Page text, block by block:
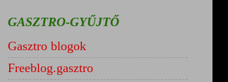
GASZTRO-GYŰJTŐ
Gasztro blogok
Freeblog.gasztro